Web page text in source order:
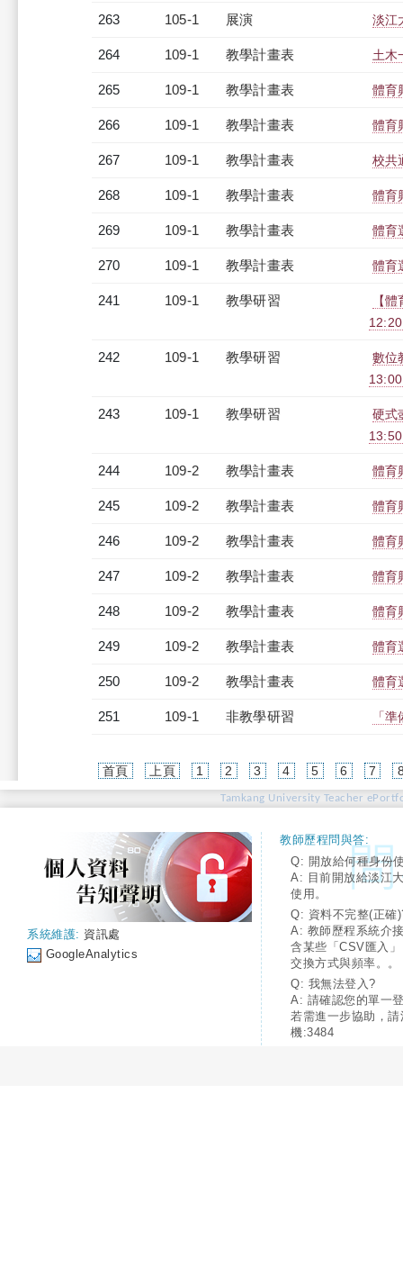
263 105-1 展演 淡江
264 109-1 教學計畫表 土木
265 109-1 教學計畫表 體育
266 109-1 教學計畫表 體育
267 109-1 教學計畫表 校共
268 109-1 教學計畫表 體育
269 109-1 教學計畫表 體育
270 109-1 教學計畫表 體育
241 109-1 教學研習
【
242 109-1 教學研習
數位
243 109-1 教學研習
硬式
244 109-2 教學計畫表 體育
245 109-2 教學計畫表 體育
246 109-2 教學計畫表 體育
247 109-2 教學計畫表 體育
248 109-2 教學計畫表 體育
249 109-2 教學計畫表 體育
250 109-2 教學計畫表 體育
251 109-1 非教學研習 「
首頁 上頁 1 2 3 4 5 6 7
Tamkang University Teacher
系統維護: 資訊處
GoogleAnalytics
教師歷程問與答:
Q: 開放給何種身份
A: 目前開放給淡江
使用。
Q: 資料不完整(正確
A: 教師歷程系統介
含某些「CSV匯入
交換方式與頻率。。
Q: 我無法登入?
A: 請確認您的單一
若需進一步協助，
機:3484